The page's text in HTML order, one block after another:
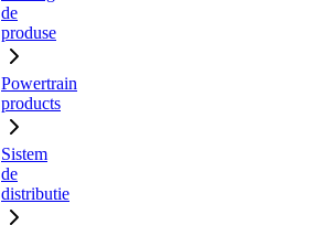
de
produse
Powertrain
products
Sistem
de
distributie